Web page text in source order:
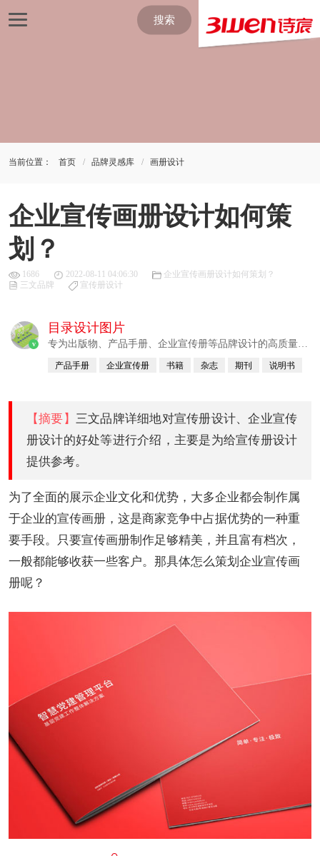
搜索
当前位置： 首页 品牌灵感库 画册设计
企业宣传画册设计如何策
划？
1686 2022-08-11 04:06:30
企业宣传画册设计如何策划？
三文品牌
宣传册设计
v
目录设计图片
专为出版物、产品手册、企业宣传册等品牌设计的高质量画
产品手册 企业宣传册 书籍 杂志 期刊 说明书
【摘要】 三文品牌详细地对宣传册设计、企业宣传
册设计的好处等进行介绍，主要是为给宣传册设计
提供参考。
为了全面的展示企业文化和优势，大多企业都会制作属
于企业的宣传画册，这是商家竞争中占据优势的一种重
要手段。只要宣传画册制作足够精美，并且富有档次，
一般都能够收获一些客户。那具体怎么策划企业宣传画
册呢？